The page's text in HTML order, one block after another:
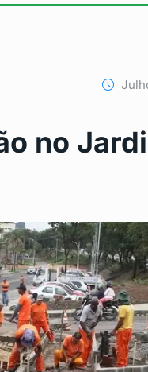
no
paga
de
3, 2024
11
12